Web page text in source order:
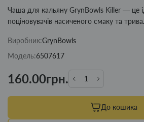
Чаша для кальяну GrynBowls Killer — це
поціновувачів насиченого смаку та
Виробник:GrynBowls
Модель:6507617
160.00грн.
До кошика